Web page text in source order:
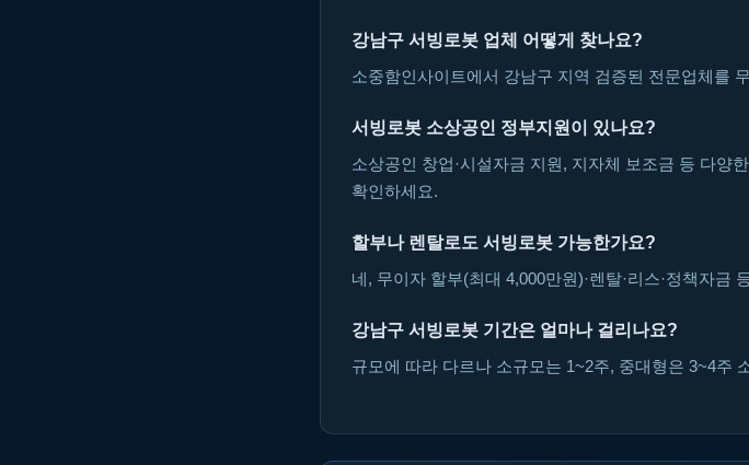
강남구 서빙로봇 업체 어떻게 찾나요?
소중함인사이트에서 강남구 지역 검증된 전문업체를
서빙로봇 소상공인 정부지원이 있나요?
소상공인 창업·시설자금 지원, 지자체 보조금 등 다양
확인하세요.
할부나 렌탈로도 서빙로봇 가능한가요?
네, 무이자 할부(최대 4,000만원)·렌탈·리스·정책자금
강남구 서빙로봇 기간은 얼마나 걸리나요?
규모에 따라 다르나 소규모는 1~2주, 중대형은 3~4주